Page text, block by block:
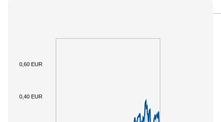
0,40 EUR
0,60 EUR